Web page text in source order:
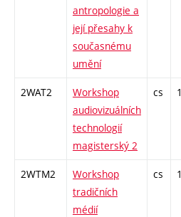
antropologie a
její přesahy k
současnému
umění
2WAT2
Workshop
audiovizuálních
technologií
magisterský 2
cs 1
2WTM2
Workshop
tradičních
médií
cs 1